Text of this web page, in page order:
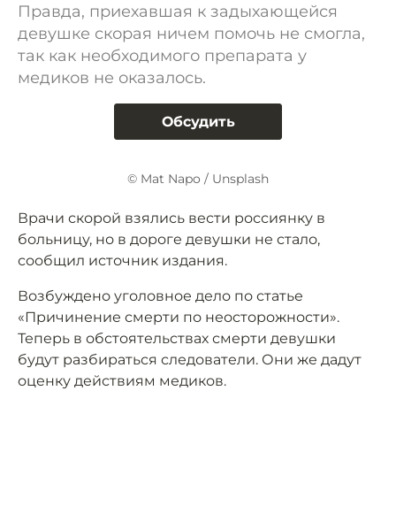
Правда, приехавшая к задыхающейся
девушке скорая ничем помочь не смогла,
так как необходимого препарата у
медиков не оказалось.
Обсудить
© Mat Napo / Unsplash
Врачи скорой взялись вести россиянку в
больницу, но в дороге девушки не стало,
сообщил источник издания.
Возбуждено уголовное дело по статье
«Причинение смерти по неосторожности».
Теперь в обстоятельствах смерти девушки
будут разбираться следователи. Они же дадут
оценку действиям медиков.